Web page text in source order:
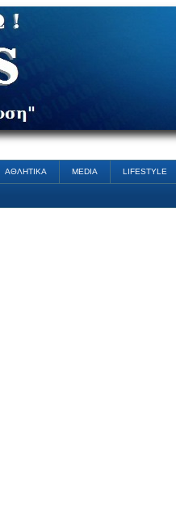
ΑΘΛΗΤΙΚΑ MEDIA LIFESTYLE